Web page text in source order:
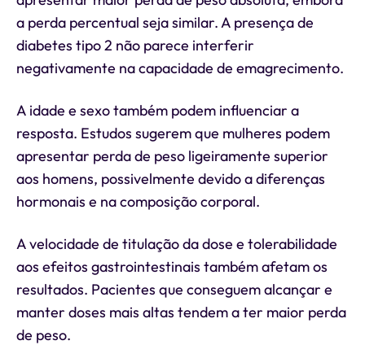
a perda percentual seja similar. A presença de
diabetes tipo 2 não parece interferir
negativamente na capacidade de emagrecimento.
A idade e sexo também podem influenciar a
resposta. Estudos sugerem que mulheres podem
apresentar perda de peso ligeiramente superior
aos homens, possivelmente devido a diferenças
hormonais e na composição corporal.
A velocidade de titulação da dose e tolerabilidade
aos efeitos gastrointestinais também afetam os
resultados. Pacientes que conseguem alcançar e
manter doses mais altas tendem a ter maior perda
de peso.